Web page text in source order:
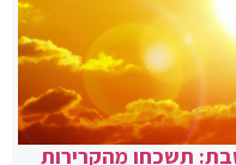
תשכחו מהקרירות